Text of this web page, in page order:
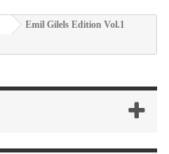
Emil Gilels Edition Vol.1